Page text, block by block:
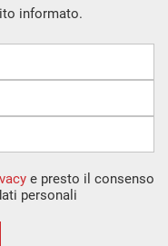
informato.
e presto il consenso
personali